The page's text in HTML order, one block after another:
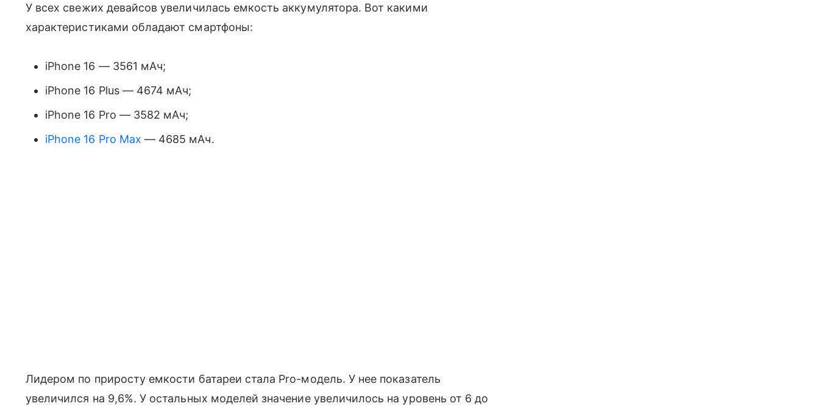
У всех свежих девайсов увеличилась емкость аккумулятора. Вот какими
характеристиками обладают смартфоны:
iPhone 16 — 3561 мАч;
iPhone 16 Plus — 4674 мАч;
iPhone 16 Pro — 3582 мАч;
iPhone 16 Pro Max — 4685 мАч.
Лидером по приросту емкости батареи стала Pro-модель. У нее показатель
увеличился на 9,6%. У остальных моделей значение увеличилось на уровень от 6 до